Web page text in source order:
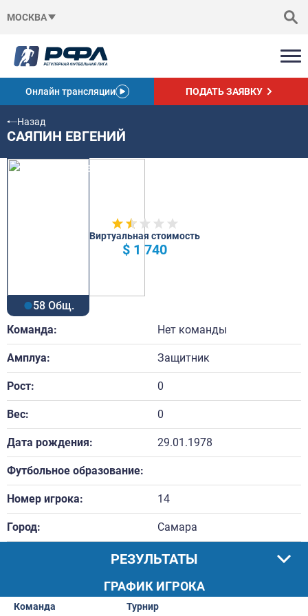
МОСКВА
Онлайн трансляции ПОДАТЬ ЗАЯВКУ
Назад
САЯПИН ЕВГЕНИЙ
58 Общ.
Виртуальная стоимость
$ 1 740
Команда: Нет команды
Амплуа: Защитник
Рост: 0
Вес: 0
Дата рождения: 29.01.1978
Футбольное образование:
Номер игрока: 14
Город: Самара
РЕЗУЛЬТАТЫ
ГРАФИК ИГРОКА
Команда Турнир